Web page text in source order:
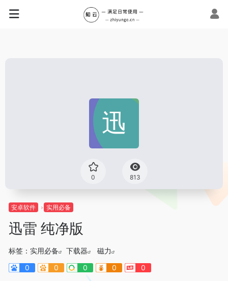
0 813
安卓软件 实用必备
迅雷 纯净版
标签： 实用必备 下载器
磁力
0
0 0 0 0